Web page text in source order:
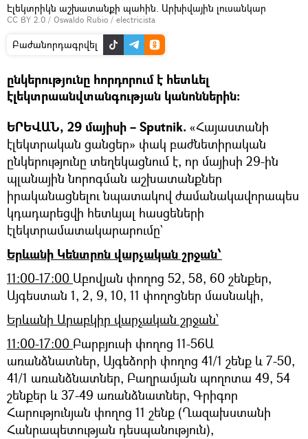
Էլեկտրիկն աշխատանքի պահին. Արխիվային լուսանկար
CC BY 2.0 / Oswaldo Rubio / electricista
Բաժանորդագրվել
ընկերությունը հորդորում է հետևել
էլեկտրաանվտանգության կանոններին:
ԵՐԵՎԱՆ, 29 մայիսի – Sputnik. «Հայաստանի
էլեկտրական ցանցեր» փակ բաժնետիրական
ընկերությունը տեղեկացնում է, որ մայիսի 29-ին
պլանային նորոգման աշխատանքներ
իրականացնելու նպատակով ժամանակավորապես
կդադարեցվի հետևյալ հասցեների
էլեկտրամատակարարումը`
Երևանի Կենտրոն վարչական շրջան՝
11:00-17:00 Աբովյան փողոց 52, 58, 60 շենքեր,
Այգեստան 1, 2, 9, 10, 11 փողոցներ մասնակի,
Երևանի Արաբկիր վարչական շրջան՝
11:00-17:00 Բարբյուսի փողոց 11-56Ա
առանձնատներ, Այգեձորի փողոց 41/1 շենք և 7-50,
41/1 առանձնատներ, Բաղրամյան պողոտա 49, 54
շենքեր և 37-49 առանձնատներ, Գրիգոր
Հարությունյան փողոց 11 շենք (Ղազախստանի
Հանրապետության դեսպանություն),